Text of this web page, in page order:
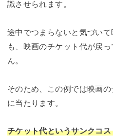
識させられます。
途中でつまらないと気づい
も、映画のチケット代が戻
ん。
そのため、この例では映画
に当たります。
チケット代というサンクコ